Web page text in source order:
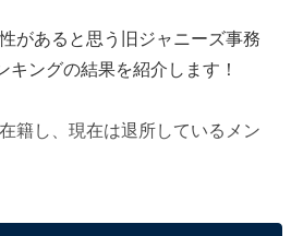
があると思う旧ジャニーズ事務
キングの結果を紹介します！
籍し、現在は退所しているメン